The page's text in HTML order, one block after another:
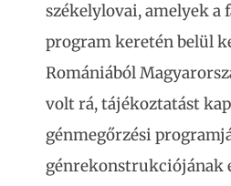
székelylovai, amelyek a
program keretén belül
Romániából
volt rá, tájékoztatást
génmegőrzési
génrekonstrukciójának